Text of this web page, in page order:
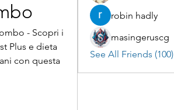
- Scopri i
Plus e dieta
con questa
robin hadly
masingeruscg
See All Friends (100)